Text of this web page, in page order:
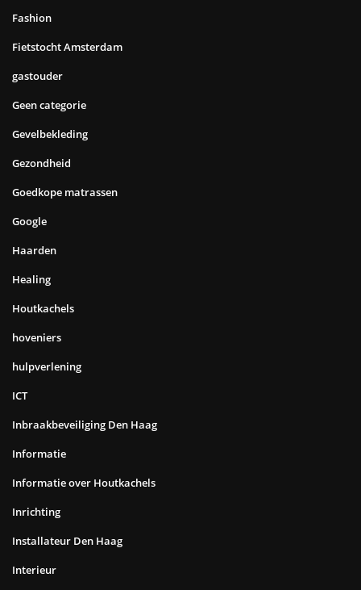
Fashion
Fietstocht Amsterdam
gastouder
Geen categorie
Gevelbekleding
Gezondheid
Goedkope matrassen
Google
Haarden
Healing
Houtkachels
hoveniers
hulpverlening
ICT
Inbraakbeveiliging Den Haag
Informatie
Informatie over Houtkachels
Inrichting
Installateur Den Haag
Interieur